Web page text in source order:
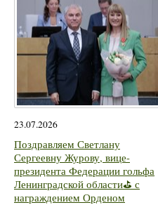
23.07.2026
Поздравляем Светлану
Сергеевну Журову, вице-
президента Федерации гольфа
Ленинградской области⛳ с
награждением Орденом